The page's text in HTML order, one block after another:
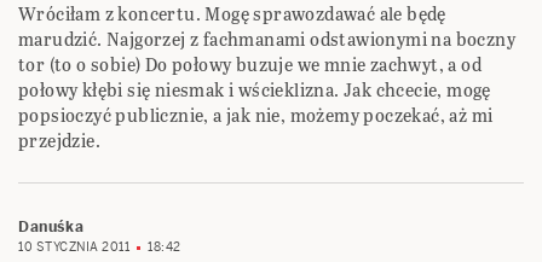
Wróciłam z koncertu. Mogę sprawozdawać ale będę
marudzić. Najgorzej z fachmanami odstawionymi na boczny
tor (to o sobie) Do połowy buzuje we mnie zachwyt, a od
połowy kłębi się niesmak i wścieklizna. Jak chcecie, mogę
popsioczyć publicznie, a jak nie, możemy poczekać, aż mi
przejdzie.
Danuśka
10 STYCZNIA 2011 18:42